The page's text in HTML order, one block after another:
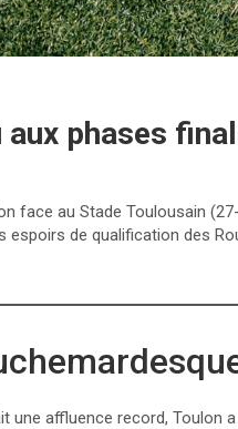
aux phases
face au Stade Toulousain
espoirs de qualification des
une affluence record, Toulon